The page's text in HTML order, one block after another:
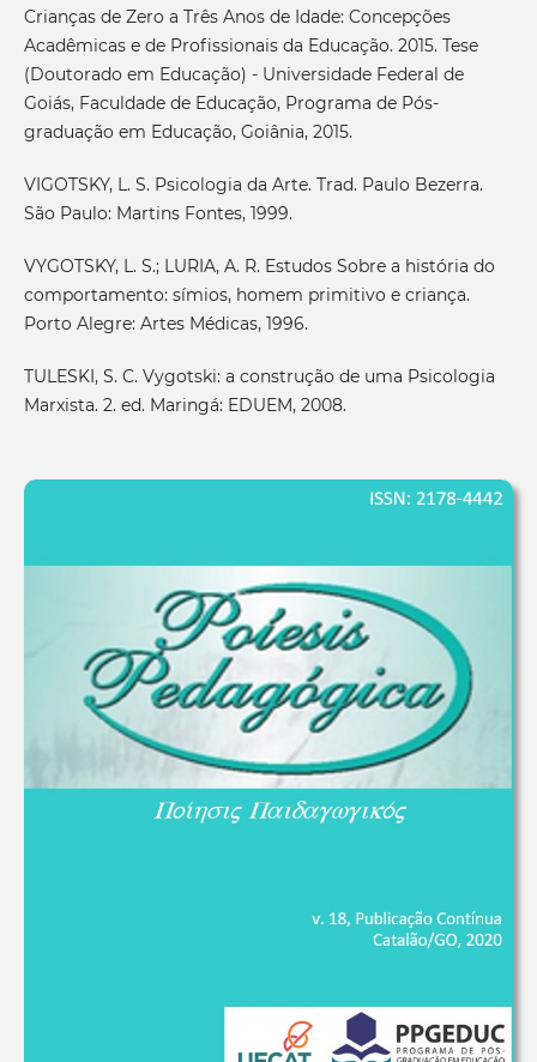
Crianças de Zero a Três Anos de Idade: Concepções
Acadêmicas e de Profissionais da Educação. 2015. Tese
(Doutorado em Educação) - Universidade Federal de
Goiás, Faculdade de Educação, Programa de Pós-
graduação em Educação, Goiânia, 2015.
VIGOTSKY, L. S. Psicologia da Arte. Trad. Paulo Bezerra.
São Paulo: Martins Fontes, 1999.
VYGOTSKY, L. S.; LURIA, A. R. Estudos Sobre a história do
comportamento: símios, homem primitivo e criança.
Porto Alegre: Artes Médicas, 1996.
TULESKI, S. C. Vygotski: a construção de uma Psicologia
Marxista. 2. ed. Maringá: EDUEM, 2008.